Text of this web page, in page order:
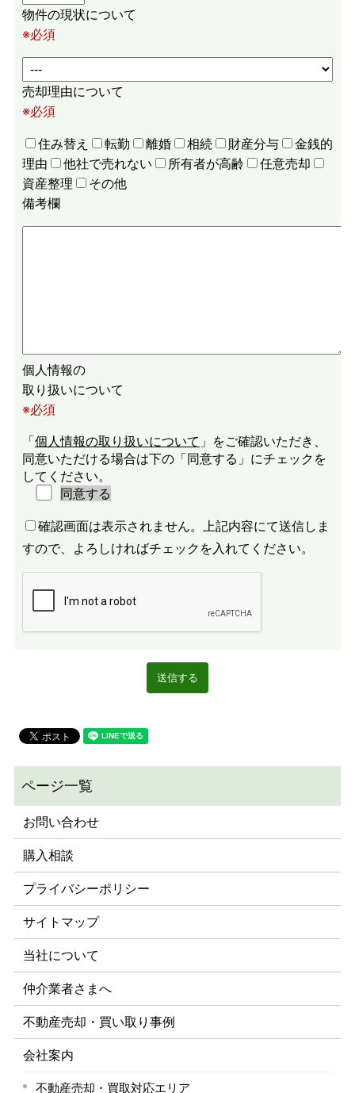
物件の現状について
※必須
売却理由について
※必須
住み替え 転勤 離婚 相続 財産分与
金銭的
理由
他社で売れない 所有者が高齢
任意売却
資産整理
その他
備考欄
個人情報の
取り扱いについて
※必須
「個人情報の取り扱いについて 」をご確認いただき、
同意いただける場合は下の「同意する」にチェックを
してください。
同意する
確認画面は表示されません。上記内容にて送信しま
すので、よろしければチェックを入れてください。
お問い合わせ
購入相談
プライバシーポリシー
サイトマップ
当社について
仲介業者さまへ
不動産売却・買い取り事例
会社案内
不動産売却・買取対応エリア